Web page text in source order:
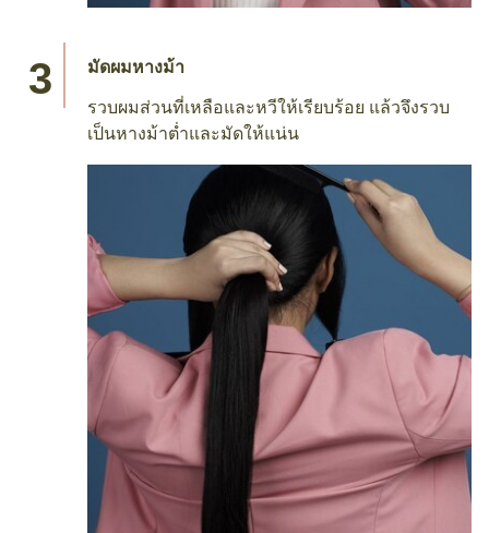
มัดผมหางม้า
รวบผมส่วนที่เหลือและหวีให้เรียบร้อย แล้วจึงรวบ
เป็นหางม้าต่ำและมัดให้แน่น